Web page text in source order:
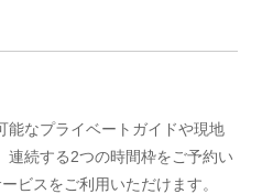
能なプライベートガイドや現地
連続する2つの時間枠をご予約い
ビスをご利用いただけます。